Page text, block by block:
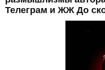
Телеграм и ЖЖ До